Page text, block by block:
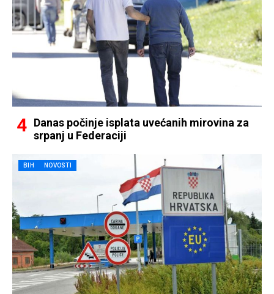
Danas počinje isplata uvećanih mirovina za
srpanj u Federaciji
BIH NOVOSTI